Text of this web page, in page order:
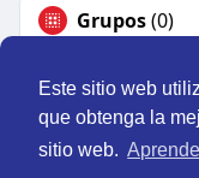
Este sitio web
que obtenga la
sitio web.
Grupos(0)
Inicio
Nosotros